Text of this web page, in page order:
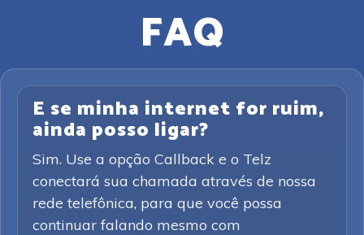
FAQ
E se minha internet for ruim,
ainda posso ligar?
Sim. Use a opção Callback e o Telz
conectará sua chamada através de nossa
rede telefônica, para que você possa
continuar falando mesmo com